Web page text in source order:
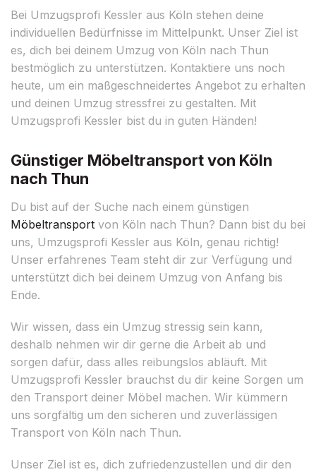
Bei Umzugsprofi Kessler aus Köln stehen deine
individuellen Bedürfnisse im Mittelpunkt. Unser Ziel ist
es, dich bei deinem Umzug von Köln nach Thun
bestmöglich zu unterstützen. Kontaktiere uns noch
heute, um ein maßgeschneidertes Angebot zu erhalten
und deinen Umzug stressfrei zu gestalten. Mit
Umzugsprofi Kessler bist du in guten Händen!
Günstiger Möbeltransport von Köln
nach Thun
Du bist auf der Suche nach einem günstigen
Möbeltransport von Köln nach Thun? Dann bist du bei
uns, Umzugsprofi Kessler aus Köln, genau richtig!
Unser erfahrenes Team steht dir zur Verfügung und
unterstützt dich bei deinem Umzug von Anfang bis
Ende.
Wir wissen, dass ein Umzug stressig sein kann,
deshalb nehmen wir dir gerne die Arbeit ab und
sorgen dafür, dass alles reibungslos abläuft. Mit
Umzugsprofi Kessler brauchst du dir keine Sorgen um
den Transport deiner Möbel machen. Wir kümmern
uns sorgfältig um den sicheren und zuverlässigen
Transport von Köln nach Thun.
Unser Ziel ist es, dich zufriedenzustellen und dir den